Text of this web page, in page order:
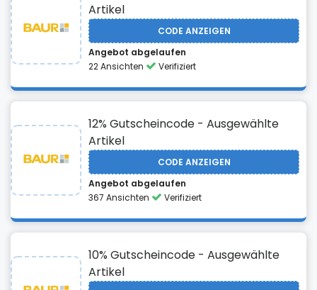
Artikel
CODE ANZEIGEN
Angebot abgelaufen
22 Ansichten
Verifiziert
12% Gutscheincode - Ausgewählte
Artikel
CODE ANZEIGEN
Angebot abgelaufen
367 Ansichten
Verifiziert
10% Gutscheincode - Ausgewählte
Artikel